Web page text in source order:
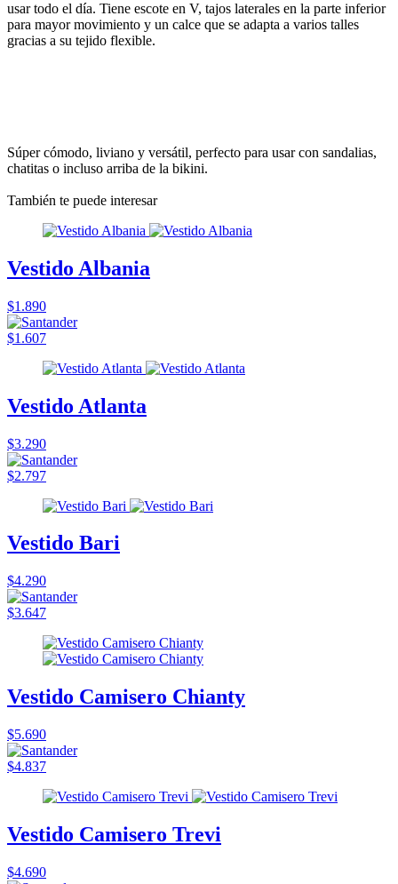
usar todo el día. Tiene escote en V, tajos laterales en la parte inferior
para mayor movimiento y un calce que se adapta a varios talles
gracias a su tejido flexible.
Súper cómodo, liviano y versátil, perfecto para usar con sandalias,
chatitas o incluso arriba de la bikini.
También te puede interesar
Vestido Albania
$1.890
$1.607
Vestido Atlanta
$3.290
$2.797
Vestido Bari
$4.290
$3.647
Vestido Camisero Chianty
$5.690
$4.837
Vestido Camisero Trevi
$4.690